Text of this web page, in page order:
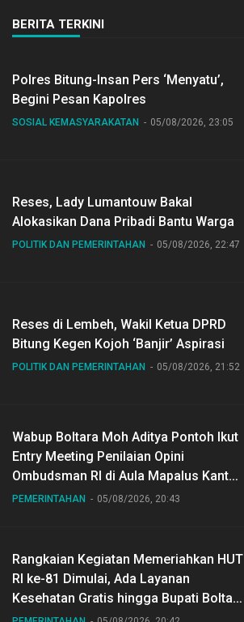
BERITA TERKINI
Polres Bitung-Insan Pers ‘Menyatu’,
Begini Pesan Kapolres
SOSIAL KEMASYARAKATAN 05/08/2026, 23:05
Reses, Lady Lumantouw Bakal
Alokasikan Dana Pribadi Bantu Warga
POLITIK DAN PEMERINTAHAN 05/08/2026, 22:47
Reses di Lembeh, Wakil Ketua DPRD
Bitung Kegen Kojoh ‘Banjir’ Aspirasi
POLITIK DAN PEMERINTAHAN 05/08/2026, 21:52
Wabup Boltara Moh Aditya Pontoh Ikut
Entry Meeting Penilaian Opini
Ombudsman RI di Aula Mapalus Kantur
Gubernur Sulut
PEMERINTAHAN 05/08/2026, 20:43
Rangkaian Kegiatan Memeriahkan HUT
RI ke-81 Dimulai, Ada Layanan
Kesehatan Gratis hingga Bupati Boltara
Dr Sirajudin Lasena Ikut Jalan Sehat